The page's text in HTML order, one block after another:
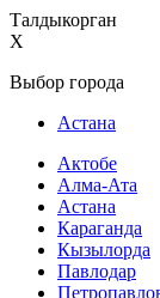
Талдыкорган
X
Выбор города
Астана
Актобе
Алма-Ата
Астана
Караганда
Кызылорда
Павлодар